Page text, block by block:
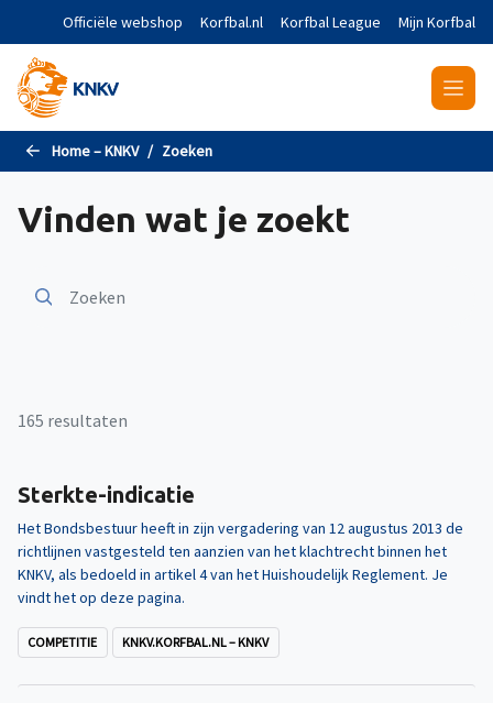
Naar de hoofdinhoud gaan
Officiële webshop Korfbal.nl Korfbal League Mijn Korfbal
Home – KNKV Zoeken
Vinden wat je zoekt
165 resultaten
Sterkte-indicatie
Het Bondsbestuur heeft in zijn vergadering van 12 augustus 2013 de
richtlijnen vastgesteld ten aanzien van het klachtrecht binnen het
KNKV, als bedoeld in artikel 4 van het Huishoudelijk Reglement. Je
vindt het op deze pagina.
COMPETITIE KNKV.KORFBAL.NL – KNKV